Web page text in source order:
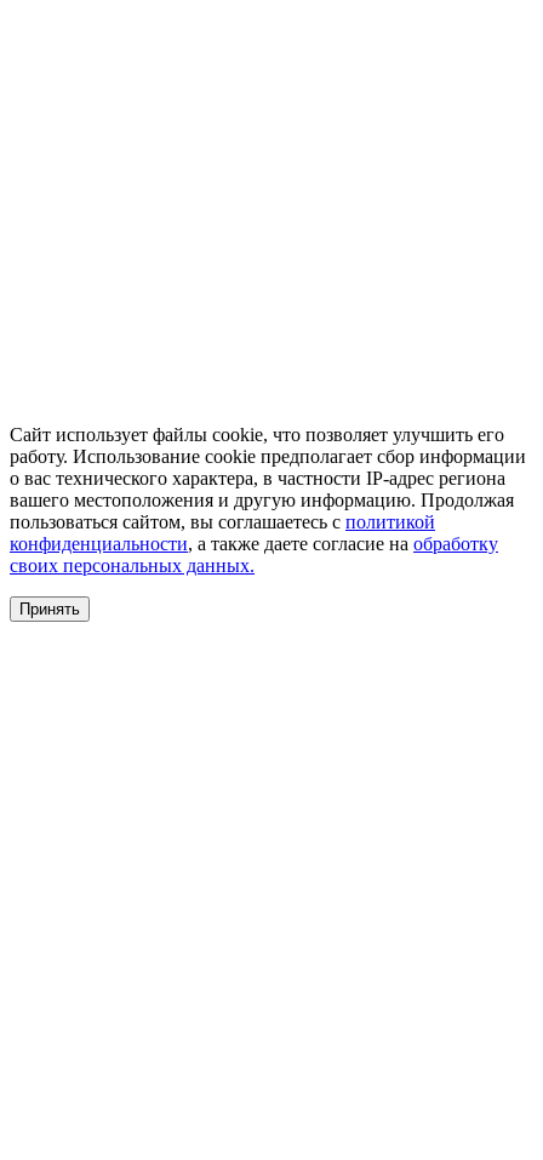
Сайт использует файлы cookie, что позволяет улучшить его
работу. Использование cookie предполагает сбор информации
о вас технического характера, в частности IP-адрес региона
вашего местоположения и другую информацию. Продолжая
пользоваться сайтом, вы соглашаетесь с политикой
конфиденциальности, а также даете согласие на обработку
своих персональных данных.
Принять